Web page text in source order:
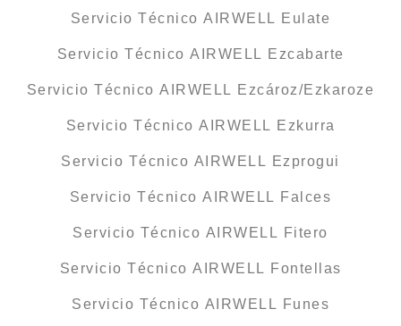
Servicio Técnico AIRWELL Eulate
Servicio Técnico AIRWELL Ezcabarte
Servicio Técnico AIRWELL Ezcároz/Ezkaroze
Servicio Técnico AIRWELL Ezkurra
Servicio Técnico AIRWELL Ezprogui
Servicio Técnico AIRWELL Falces
Servicio Técnico AIRWELL Fitero
Servicio Técnico AIRWELL Fontellas
Servicio Técnico AIRWELL Funes